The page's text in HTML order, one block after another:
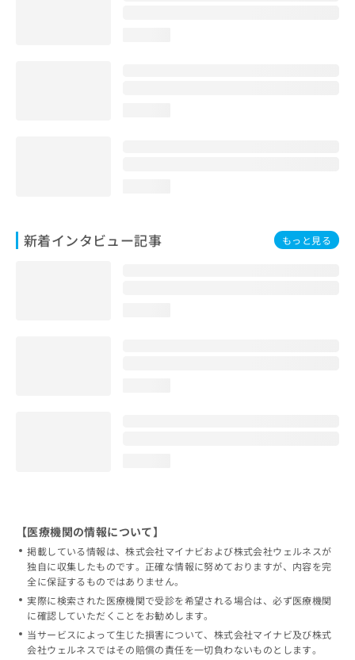
新着インタビュー記事 もっと見る
【医療機関の情報について】
掲載している情報は、株式会社マイナビおよび株式会社ウェルネスが
独自に収集したものです。正確な情報に努めておりますが、内容を完
全に保証するものではありません。
実際に検索された医療機関で受診を希望される場合は、必ず医療機関
に確認していただくことをお勧めします。
当サービスによって生じた損害について、株式会社マイナビ及び株式
会社ウェルネスではその賠償の責任を一切負わないものとします。